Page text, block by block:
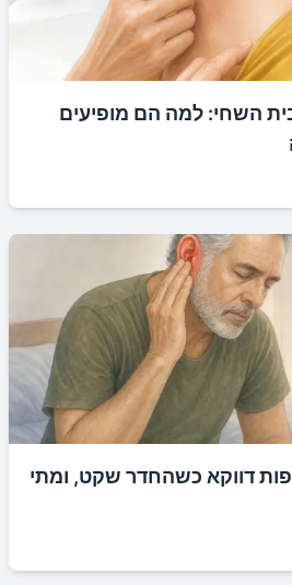
השחי: למה הם מופיעים
דווקא כשהחדר שקט, ומתי